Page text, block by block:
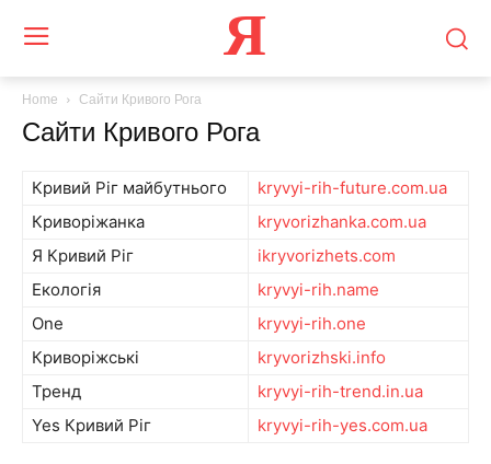
Я
Home Сайти Кривого Рога
Сайти Кривого Рога
Кривий Ріг майбутнього
kryvyi-rih-future.com.ua
Криворіжанка
kryvorizhanka.com.ua
Я Кривий Ріг
ikryvorizhets.com
Екологія
kryvyi-rih.name
One
kryvyi-rih.one
Криворіжські
kryvorizhski.info
Тренд
kryvyi-rih-trend.in.ua
Yes Кривий Ріг
kryvyi-rih-yes.com.ua